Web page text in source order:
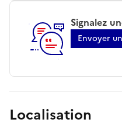
Signalez
Envoyer
Localisation